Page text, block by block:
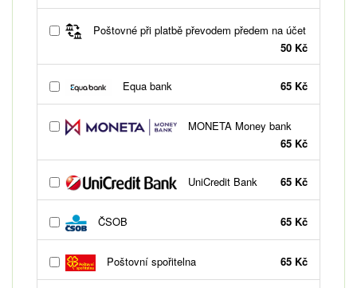
Poštovné při platbě převodem předem na účet
50 Kč
Equa bank 65 Kč
MONETA Money bank
65 Kč
UniCredit Bank 65 Kč
ČSOB 65 Kč
Poštovní spořitelna 65 Kč